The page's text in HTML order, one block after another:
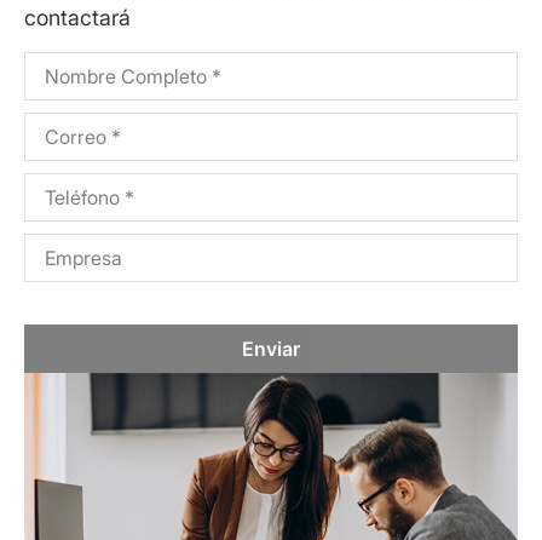
contactará
Enviar